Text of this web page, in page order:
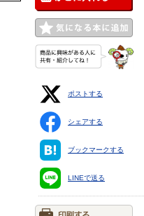
ポストする
シェアする
ブックマークする
LINEで送る